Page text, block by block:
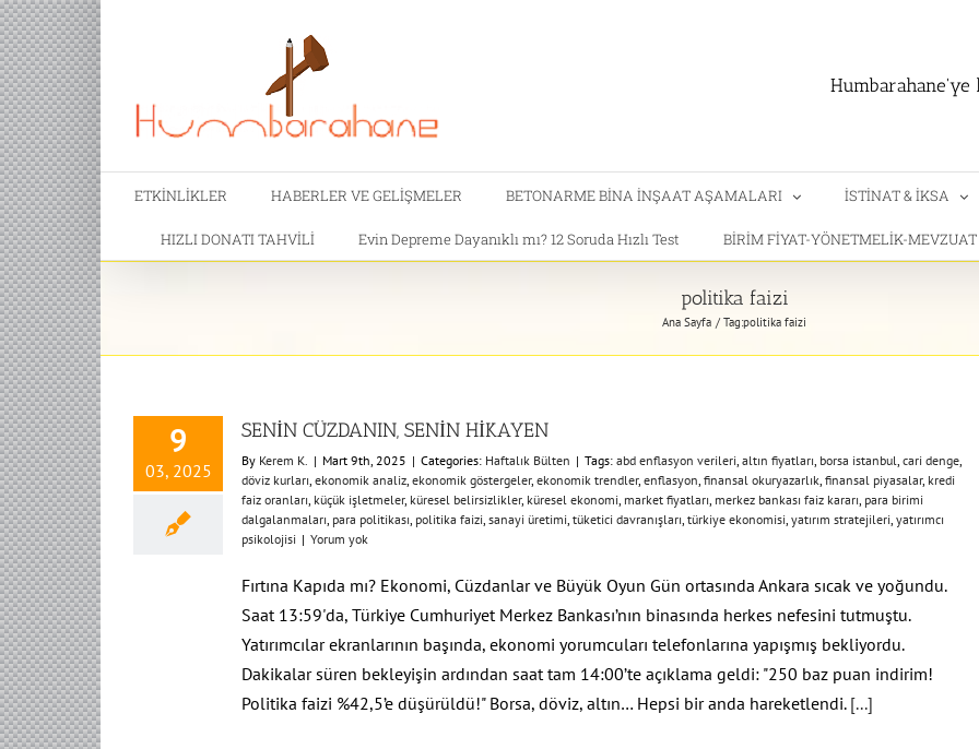
Humbarahane'ye
ETKİNLİKLER HABERLER VE GELİŞMELER BETONARME BİNA İNŞAAT AŞAMALARI İSTİNAT & İKSA
HIZLI DONATI TAHVİLİ Evin Depreme Dayanıklı mı? 12 Soruda Hızlı Test BİRİM FİYAT-YÖNETMELİK-
politika faizi
Ana Sayfa Tag:politika faizi
9
03, 2025
SENİN CÜZDANIN, SENİN HİKAYEN
By Kerem K. | Mart 9th, 2025 | Categories: Haftalık Bülten | Tags: abd enflasyon verileri, altın fiyatları, borsa istanbul, cari denge,
döviz kurları, ekonomik analiz, ekonomik göstergeler, ekonomik trendler, enflasyon, finansal okuryazarlık, finansal piyasalar, kredi
faiz oranları, küçük işletmeler, küresel belirsizlikler, küresel ekonomi, market fiyatları, merkez bankası faiz kararı, para birimi
dalgalanmaları, para politikası, politika faizi, sanayi üretimi, tüketici davranışları, türkiye ekonomisi, yatırım stratejileri, yatırımcı
psikolojisi | Yorum yok
Fırtına Kapıda mı? Ekonomi, Cüzdanlar ve Büyük Oyun Gün ortasında Ankara sıcak ve yoğundu.
Saat 13:59'da, Türkiye Cumhuriyet Merkez Bankası’nın binasında herkes nefesini tutmuştu.
Yatırımcılar ekranlarının başında, ekonomi yorumcuları telefonlarına yapışmış bekliyordu.
Dakikalar süren bekleyişin ardından saat tam 14:00’te açıklama geldi: "250 baz puan indirim!
Politika faizi %42,5’e düşürüldü!" Borsa, döviz, altın… Hepsi bir anda hareketlendi. [...]